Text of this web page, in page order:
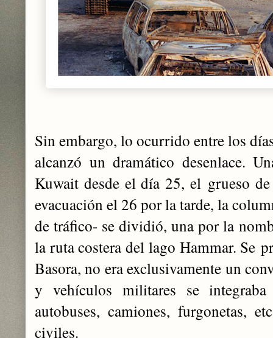
Sin embargo, lo ocurrido entre los
alcanzó un dramático desenlace.
Kuwait desde el día 25, el grueso
evacuación el 26 por la tarde, la
de tráfico- se dividió, una por la
la ruta costera del lago Hammar. Se
Basora, no era exclusivamente un
y vehículos militares se
autobuses, camiones, furgonetas,
civiles.